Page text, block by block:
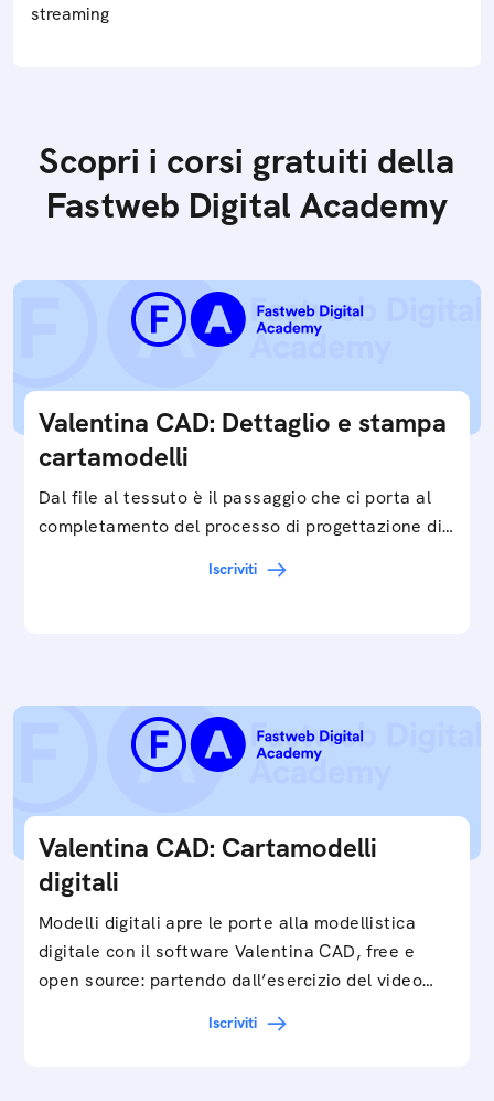
streaming
Scopri i corsi gratuiti della
Fastweb Digital Academy
Valentina CAD: Dettaglio e stampa
cartamodelli
Dal file al tessuto è il passaggio che ci porta al
completamento del processo di progettazione di
Iscriviti
Valentina CAD: Cartamodelli
digitali
Modelli digitali apre le porte alla modellistica
digitale con il software Valentina CAD, free e
open source: partendo dall’esercizio del video…
Iscriviti